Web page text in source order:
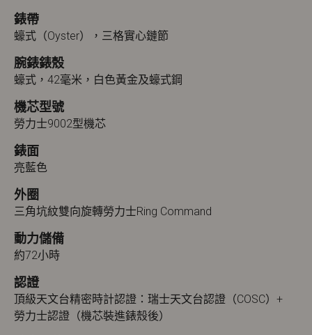
錶帶
蠔式（Oyster），三格實心鏈節
腕錶錶殼
蠔式，42毫米，白色黃金及蠔式鋼
機芯型號
勞力士9002型機芯
錶面
亮藍色
外圈
三角坑紋雙向旋轉勞力士Ring Command
動力儲備
約72小時
認證
頂級天文台精密時計認證：瑞士天文台認證（COSC）+
勞力士認證（機芯裝進錶殼後）